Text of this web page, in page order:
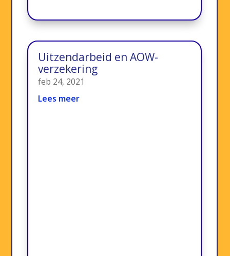
Uitzendarbeid en AOW-
verzekering
feb 24, 2021
Lees meer